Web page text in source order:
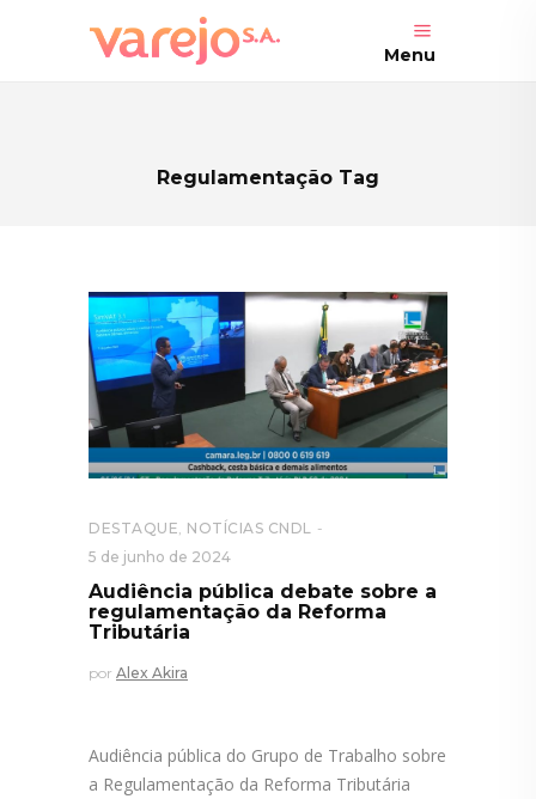
Menu
Regulamentação Tag
DESTAQUE NOTÍCIAS CNDL
5 de junho de 2024
Audiência pública debate sobre a
regulamentação da Reforma
Tributária
por Alex Akira
Audiência pública do Grupo de Trabalho sobre
a Regulamentação da Reforma Tributária